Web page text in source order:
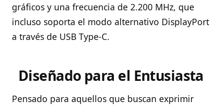
gráficos y una frecuencia de 2.200 MHz, que
incluso soporta el modo alternativo DisplayPort
a través de USB Type-C.
Diseñado para el Entusiasta
Pensado para aquellos que buscan exprimir